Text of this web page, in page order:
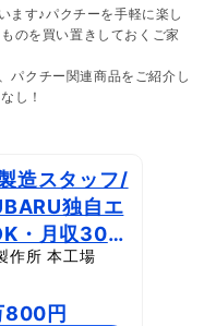
ます♪パクチーを手軽に楽し
のを買い置きしておくご家
パクチー関連商品をご紹介し
し！
造スタッフ/
独自エ
・月収30万
熱費無料/正
作所 本工場
800円